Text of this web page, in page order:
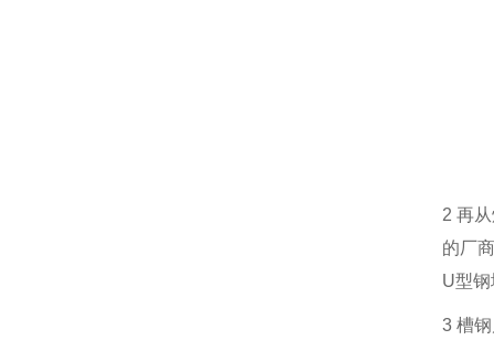
2 再
的厂
U型
3 槽